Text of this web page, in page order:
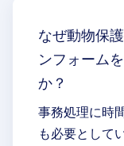
なぜ動物保
ンフォーム
か？
事務処理に時
も必要として